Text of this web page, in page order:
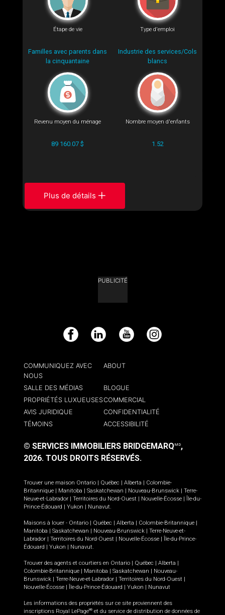
Étape de vie
Familles avec parents dans
la cinquantaine
Type d'emploi
Industrie des services/Cols
blancs
Revenu moyen du ménage
89 160.07 $
Nombre moyen d'enfants
1.52
Plus de détails
PUBLICITÉ
Facebook LinkedIn YouTube Instagram
COMMUNIQUEZ AVEC
NOUS
ABOUT
SALLE DES MÉDIAS
BLOGUE
PROPRIÉTÉS LUXUEUSESCOMMERCIAL
AVIS JURIDIQUE
CONFIDENTIALITÉ
TÉMOINS
ACCESSIBILITÉ
© SERVICES IMMOBILIERS BRIDGEMARQ MD,
2026. TOUS DROITS RÉSERVÉS.
Trouver une maison Ontario | Québec | Alberta | Colombie-
Britannique | Manitoba | Saskatchewan | Nouveau-Brunswick | Terre-
Neuve-et-Labrador | Territoires du Nord-Ouest | Nouvelle-Écosse | Île-du-
Prince-Édouard | Yukon | Nunavut.
Maisons à louer - Ontario | Québec | Alberta | Colombie-Britannique |
Manitoba | Saskatchewan | Nouveau-Brunswick | Terre-Neuve-et-
Labrador | Territoires du Nord-Ouest | Nouvelle-Écosse | Île-du-Prince-
Édouard | Yukon | Nunavut.
Trouver des agents et courtiers en Ontario | Québec | Alberta |
Colombie-Britannique | Manitoba | Saskatchewan | Nouveau-
Brunswick | Terre-Neuve-et-Labrador | Territoires du Nord-Ouest |
Nouvelle-Écosse | Île-du-Prince-Édouard | Yukon | Nunavut
Les informations des propriétés sur ce site proviennent des
inscriptions Royal LePageMD et du service de distribution de données de